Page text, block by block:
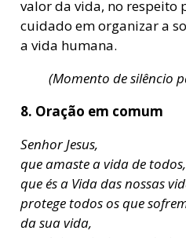
valor da vida, no respeito
cuidado em organizar a
a vida humana.
(Momento de silêncio
8. Oração em comum
Senhor Jesus,
que amaste a vida de todos,
que és a Vida das nossas
protege todos os que
da sua vida,